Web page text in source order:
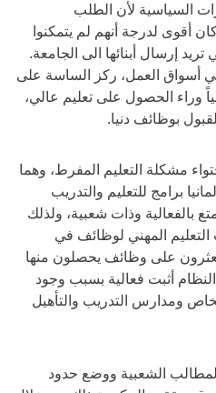
السياسية لأن الطلب
أقوى لدرجة أنهم لم يتمكنوا
إرسال أبنائها الى الجامعة.
أسواق العمل، ركز الساسة على
وراء الحصول على تعليم عالي،
بوظائف دنيا.
مشكلة التعليم المفرط، وهما
برامج للتعليم والتدريب
بالفعالية وذات شعبية، ولذلك
التعليم المهني لوظائف في
يعثرون على وظائف يحصلون منها
أثبت فعالية بسبب وجود
ومدارس التدريب والتأهيل
الشعبية ووضع حدود